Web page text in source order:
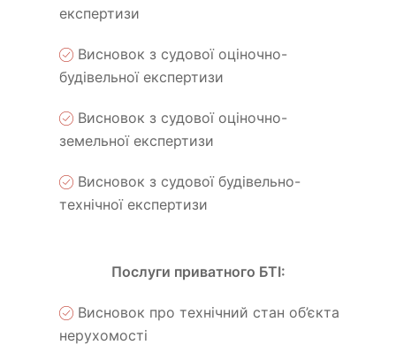
експертизи
Висновок з судової оціночно-
будівельної експертизи
Висновок з судової оціночно-
земельної експертизи
Висновок з судової будівельно-
технічної експертизи
Послуги приватного БТІ:
Висновок про технічний стан об’єкта
нерухомості